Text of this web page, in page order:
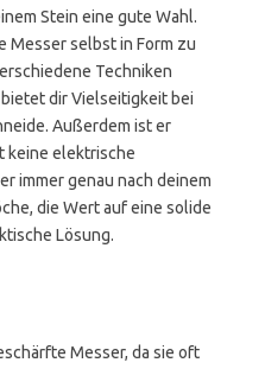
Stein eine gute Wahl.
Messer selbst in Form zu
Techniken
dir Vielseitigkeit bei
Außerdem ist er
keine elektrische
immer genau nach deinem
die Wert auf eine solide
Lösung.
Messer, da sie oft